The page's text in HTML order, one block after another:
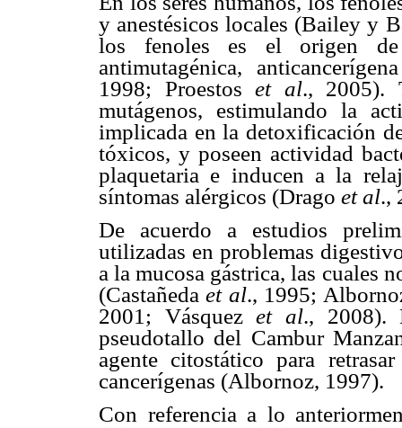
y anestésicos locales (Bailey y
los fenoles es el origen
antimutagénica,
1998; Proestos et al., 2005).
mutágenos, estimulando la
implicada en la detoxificación
tóxicos, y poseen actividad
plaquetaria e inducen a la
síntomas alérgicos (Drago et al.,
De acuerdo a estudios
utilizadas en problemas
a la mucosa gástrica, las cuales
(Castañedaet al., 1995;
2001; Vásquezet al., 2008).
pseudotallo del Cambur
agente citostático para
cancerígenas (Albornoz, 1997).
Con referencia a lo